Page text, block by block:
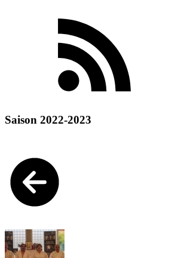
Saison 2022-2023